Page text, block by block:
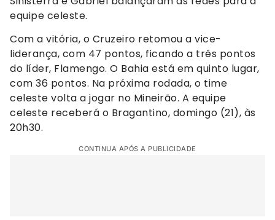
equipe celeste.
Com a vitória, o Cruzeiro retomou a vice-
liderança, com 47 pontos, ficando a três pontos
do líder, Flamengo. O Bahia está em quinto lugar,
com 36 pontos. Na próxima rodada, o time
celeste volta a jogar no Mineirão. A equipe
celeste receberá o Bragantino, domingo (21), às
20h30.
CONTINUA APÓS A PUBLICIDADE